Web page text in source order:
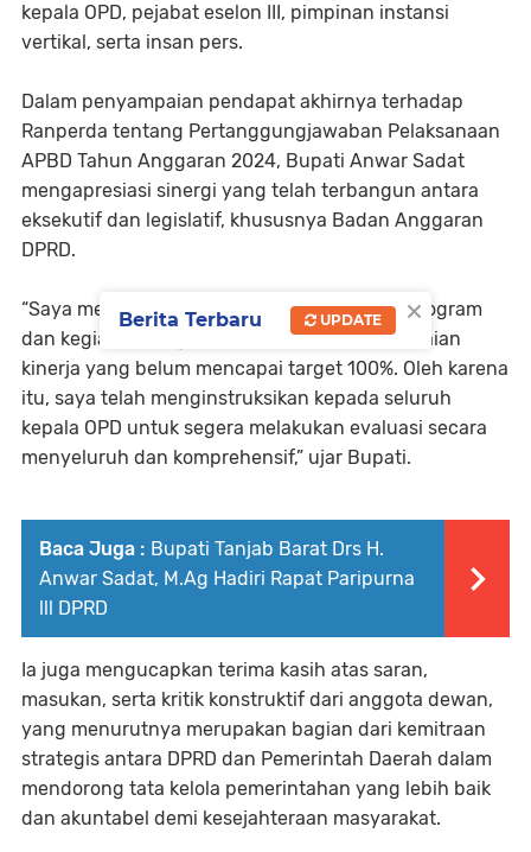
kepala OPD, pejabat eselon III, pimpinan instansi
vertikal, serta insan pers.
Dalam penyampaian pendapat akhirnya terhadap
Ranperda tentang Pertanggungjawaban Pelaksanaan
APBD Tahun Anggaran 2024, Bupati Anwar Sadat
mengapresiasi sinergi yang telah terbangun antara
eksekutif dan legislatif, khususnya Badan Anggaran
DPRD.
“Saya menyadari masih terdapat beberapa program
dan kegiatan yang belum maksimal serta capaian
kinerja yang belum mencapai target 100%. Oleh karena
itu, saya telah menginstruksikan kepada seluruh
kepala OPD untuk segera melakukan evaluasi secara
menyeluruh dan komprehensif,” ujar Bupati.
Baca Juga : Bupati Tanjab Barat Drs H.
Anwar Sadat, M.Ag Hadiri Rapat Paripurna
lll DPRD
Ia juga mengucapkan terima kasih atas saran,
masukan, serta kritik konstruktif dari anggota dewan,
yang menurutnya merupakan bagian dari kemitraan
strategis antara DPRD dan Pemerintah Daerah dalam
mendorong tata kelola pemerintahan yang lebih baik
dan akuntabel demi kesejahteraan masyarakat.
×
Berita Terbaru UPDATE